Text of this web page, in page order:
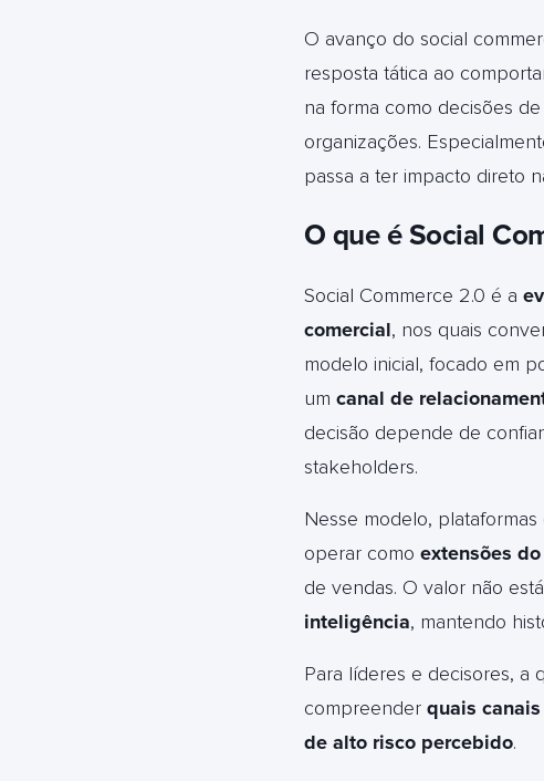
O avanço do social
resposta tática ao
na forma como decisões
organizações.
passa a ter impacto direto
O que é Social
Social Commerce 2.0 é a
comercial, nos quais
modelo inicial, focado em
um canal de
decisão depende de
stakeholders.
Nesse modelo,
operar como extensões
de vendas. O valor não
inteligência, mantendo
Para líderes e decisores, a
compreender quais
de alto risco percebido.